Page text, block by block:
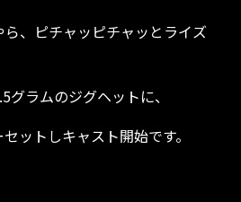
、ピチャッピチャッとライズ
ラムのジグヘットに、
ットしキャスト開始です。